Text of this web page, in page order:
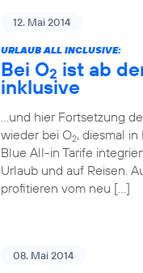
12. Mai 2014
URLAUB ALL INCLUSIVE:
Bei O2 ist ab
inklusive
…und hier Fortsetzung
wieder bei O2, diesmal
Blue All-in Tarife
Urlaub und auf Reisen.
profitieren vom neu […]
08. Mai 2014